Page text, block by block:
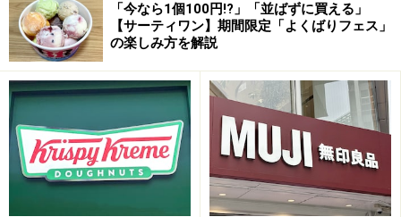
店内に入っても、洋菓子店というより、まさにバー。
カウンターには人当たりのよいスタッフの男性たちが、
まるでカクテルを作るように、デザートを作り上げてい
「今なら1個100円!?」「並ばずに買える」
【サーティワン】期間限定「よくばりフェス」
の楽しみ方を解説